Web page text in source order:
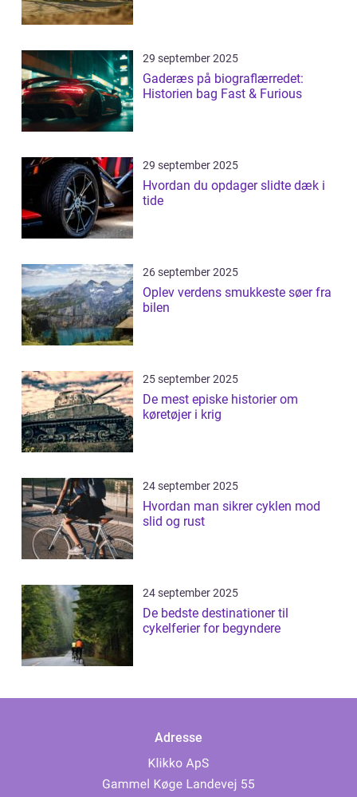
29 september 2025
Gaderæs på biograflærredet:
Historien bag Fast & Furious
29 september 2025
Hvordan du opdager slidte dæk i
tide
26 september 2025
Oplev verdens smukkeste søer fra
bilen
25 september 2025
De mest episke historier om
køretøjer i krig
24 september 2025
Hvordan man sikrer cyklen mod
slid og rust
24 september 2025
De bedste destinationer til
cykelferier for begyndere
Adresse